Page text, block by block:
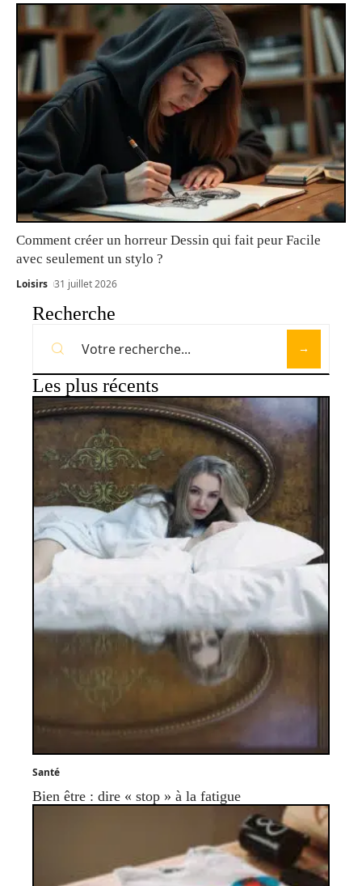
Comment créer un horreur Dessin qui fait peur Facile
avec seulement un stylo ?
Loisirs 31 juillet 2026
Recherche
Les plus récents
Santé
Bien être : dire « stop » à la fatigue